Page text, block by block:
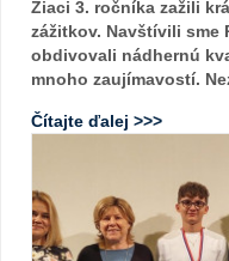
Žiaci 3. ročníka zažili
zážitkov. Navštívili sme
obdivovali nádhernú
mnoho zaujímavostí.
Čítajte ďalej >>>